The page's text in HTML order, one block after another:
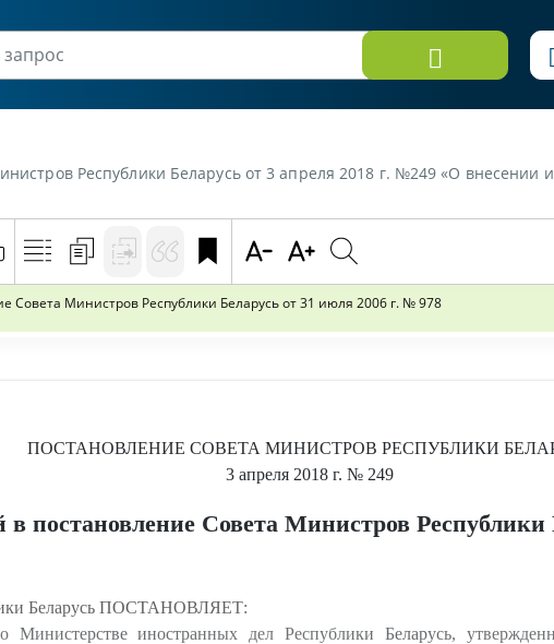
Беларусь от 3 апреля 2018 г. №249 «О внесении изменений в постановление
Совета Министров Республики Беларусь от 31 июля 2006 г. № 978
ПОСТАНОВЛЕНИЕ СОВЕТА МИНИСТРОВ РЕСПУБЛИКИ
3 апреля 2018 г. № 249
постановление Совета Министров Республики
Беларусь ПОСТАНОВЛЯЕТ:
Министерстве иностранных дел Республики Беларусь,